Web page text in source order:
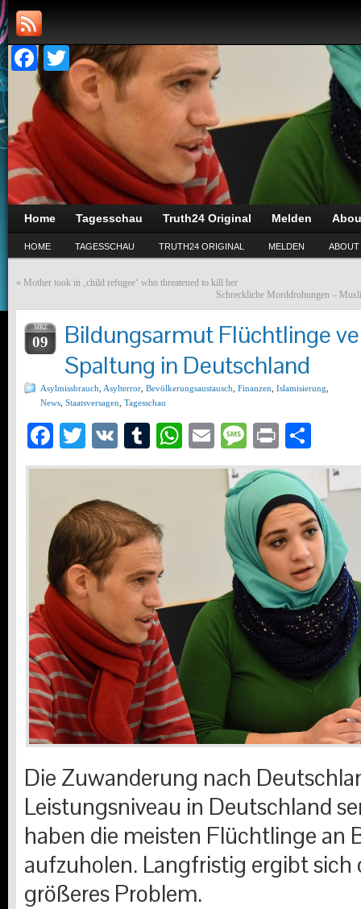
Facebook
Twitter
Home Tagesschau Truth24 Original Melden
HOME TAGESSCHAU TRUTH24 ORIGINAL MELDEN ABOUT
« Mother took in ‚child refugee‘ who threatened to kill her
Schreckliche Morddrohungen –
MRZ
09
Bildungsarmut Flüchtlinge
Spaltung in Deutschland
Asylmissbrauch Asylterror Bevölkerungsaustausch Finanzen Islamisierung
News Staatsversagen Tagesschau
Facebook
Twitter
VK Tumblr
WhatsApp
EmailMessage
Print
Die Zuwanderung nach
Leistungsniveau in Deutschland
haben die meisten Flüchtlinge an
aufzuholen. Langfristig ergibt sich
größeres Problem.